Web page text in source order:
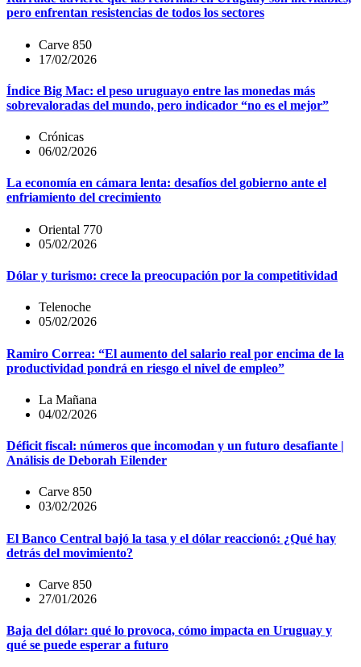
pero enfrentan resistencias de todos los sectores
Carve 850
17/02/2026
Índice Big Mac: el peso uruguayo entre las monedas más
sobrevaloradas del mundo, pero indicador “no es el mejor”
Crónicas
06/02/2026
La economía en cámara lenta: desafíos del gobierno ante el
enfriamiento del crecimiento
Oriental 770
05/02/2026
Dólar y turismo: crece la preocupación por la competitividad
Telenoche
05/02/2026
Ramiro Correa: “El aumento del salario real por encima de la
productividad pondrá en riesgo el nivel de empleo”
La Mañana
04/02/2026
Déficit fiscal: números que incomodan y un futuro desafiante |
Análisis de Deborah Eilender
Carve 850
03/02/2026
El Banco Central bajó la tasa y el dólar reaccionó: ¿Qué hay
detrás del movimiento?
Carve 850
27/01/2026
Baja del dólar: qué lo provoca, cómo impacta en Uruguay y
qué se puede esperar a futuro